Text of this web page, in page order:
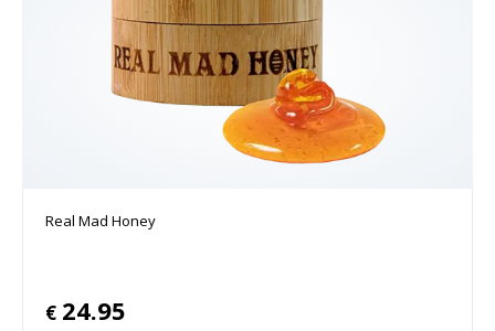
Real Mad Honey
€ 24.95